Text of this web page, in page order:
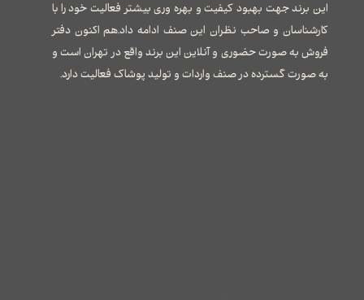
این برند جهت بهبود کیفیت و بهره وری بیشتر فعالیت خود را با
کارشناسان و صاحب نظران این صنف ادامه داد.هم اکنون دفتر
فروش به صورت حضوری و آنلاین این برند واقع در تهران است و
به صورت گسترده در صنف واردات و تولید پوشاک فعالیت دارد.